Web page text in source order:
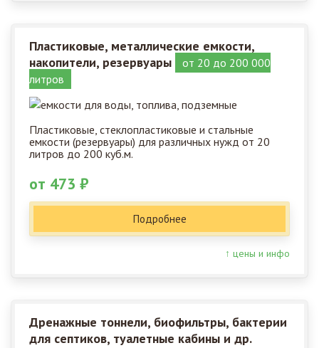
Пластиковые, металлические емкости,
накопители, резервуары
от 20 до 200 000
литров
Пластиковые, стеклопластиковые и стальные
емкости (резервуары) для различных нужд от 20
литров до 200 куб.м.
от 473 ₽
Подробнее
↑ цены и инфо
Дренажные тоннели, биофильтры, бактерии
для септиков, туалетные кабины и др.